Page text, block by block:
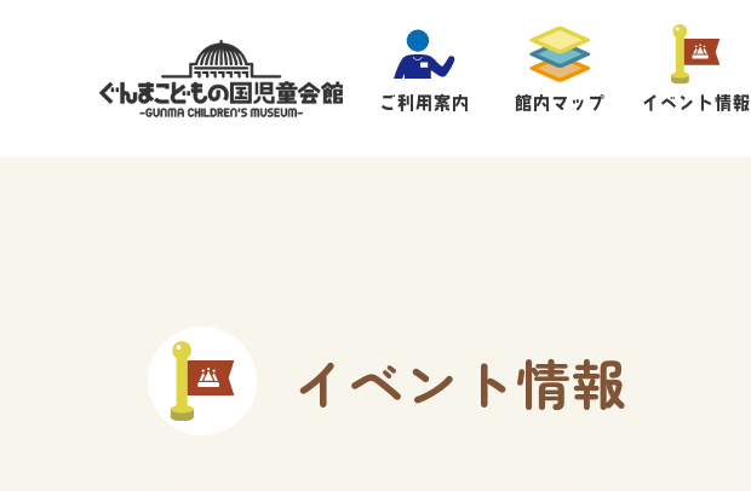
ご利用案内 館内マップ イベント情報
イベント情報